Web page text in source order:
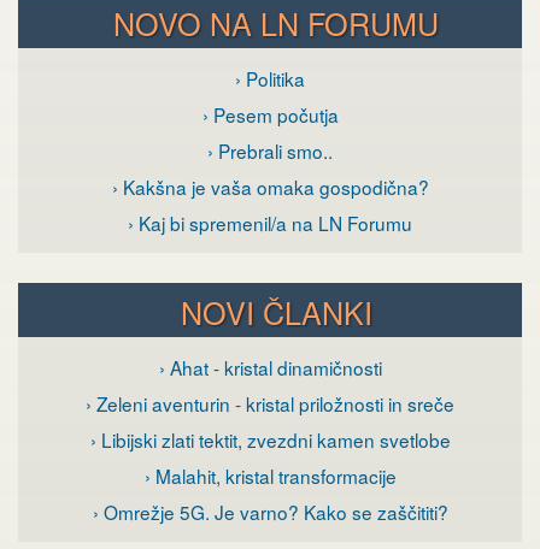
NOVO NA LN FORUMU
› Politika
› Pesem počutja
› Prebrali smo..
› Kakšna je vaša omaka gospodična?
› Kaj bi spremenil/a na LN Forumu
NOVI ČLANKI
› Ahat - kristal dinamičnosti
› Zeleni aventurin - kristal priložnosti in sreče
› Libijski zlati tektit, zvezdni kamen svetlobe
› Malahit, kristal transformacije
› Omrežje 5G. Je varno? Kako se zaščititi?